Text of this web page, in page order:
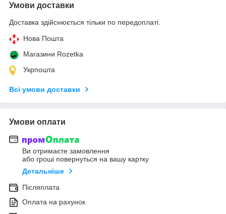
Умови доставки
Доставка здійснюється тільки по передоплаті.
Нова Пошта
Магазини Rozetka
Укрпошта
Всі умови доставки
Умови оплати
Ви отримаєте замовлення
або гроші повернуться на вашу картку
Детальніше
Післяплата
Оплата на рахунок